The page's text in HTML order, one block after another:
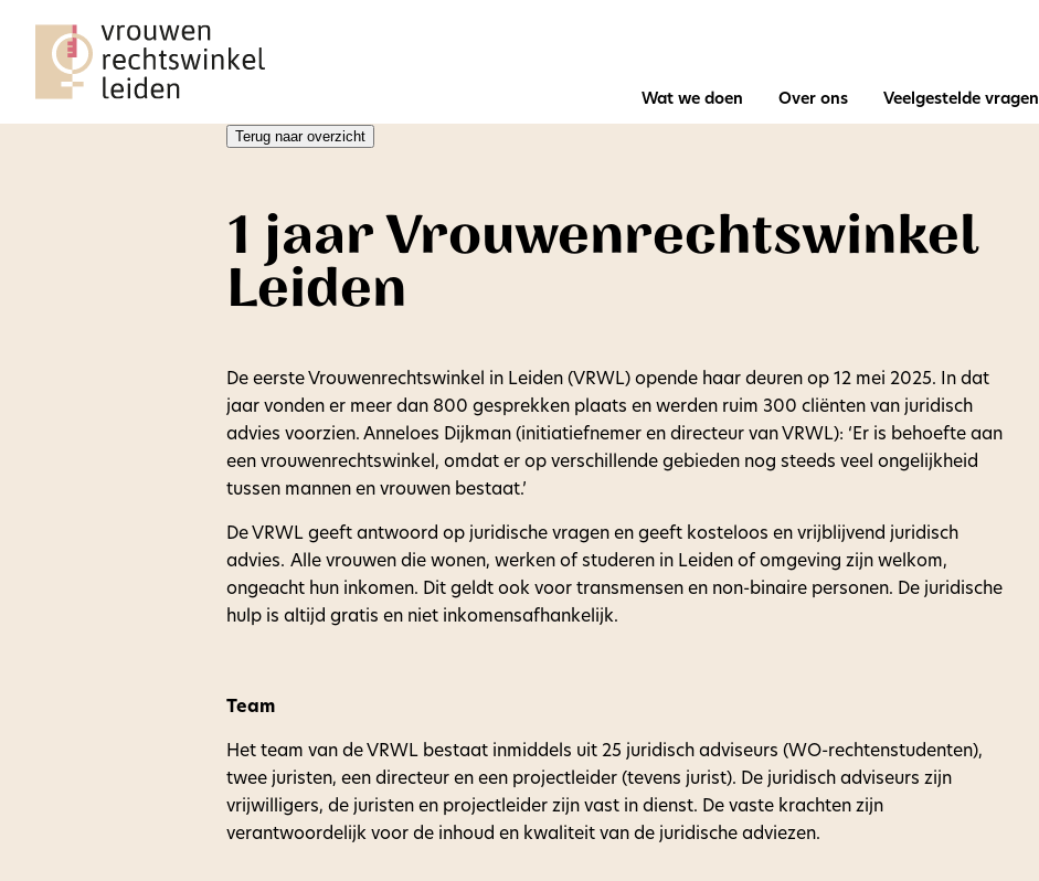
Wat we doen Over ons Veelgestelde vragen
Terug naar overzicht
1 jaar Vrouwenrechtswinkel
Leiden
De eerste Vrouwenrechtswinkel in Leiden (VRWL) opende haar deuren op 12 mei 2025. In dat
jaar vonden er meer dan 800 gesprekken plaats en werden ruim 300 cliënten van juridisch
advies voorzien. Anneloes Dijkman (initiatiefnemer en directeur van VRWL): ‘Er is behoefte aan
een vrouwenrechtswinkel, omdat er op verschillende gebieden nog steeds veel ongelijkheid
tussen mannen en vrouwen bestaat.’
De VRWL geeft antwoord op juridische vragen en geeft kosteloos en vrijblijvend juridisch
advies. Alle vrouwen die wonen, werken of studeren in Leiden of omgeving zijn welkom,
ongeacht hun inkomen. Dit geldt ook voor transmensen en non-binaire personen. De juridische
hulp is altijd gratis en niet inkomensafhankelijk.
Team
Het team van de VRWL bestaat inmiddels uit 25 juridisch adviseurs (WO-rechtenstudenten),
twee juristen, een directeur en een projectleider (tevens jurist). De juridisch adviseurs zijn
vrijwilligers, de juristen en projectleider zijn vast in dienst. De vaste krachten zijn
verantwoordelijk voor de inhoud en kwaliteit van de juridische adviezen.